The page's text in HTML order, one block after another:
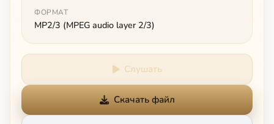
ФОРМАТ
MP2/3 (MPEG audio layer 2/3)
Слушать
Скачать файл